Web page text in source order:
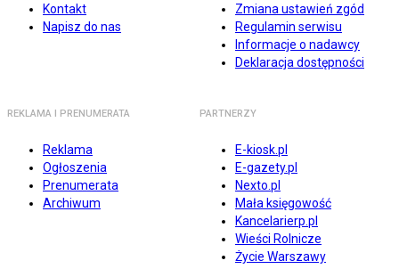
Kontakt
Napisz do nas
Zmiana ustawień zgód
Regulamin serwisu
Informacje o nadawcy
Deklaracja dostępności
REKLAMA I PRENUMERATA
Reklama
Ogłoszenia
Prenumerata
Archiwum
PARTNERZY
E-kiosk.pl
E-gazety.pl
Nexto.pl
Mała księgowość
Kancelarierp.pl
Wieści Rolnicze
Życie Warszawy